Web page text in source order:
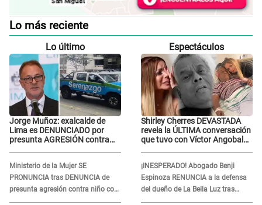
Lo más reciente
Lo último
Jorge Muñoz: exalcalde de
Lima es DENUNCIADO por
presunta AGRESIÓN contra
Ministerio de la Mujer SE
PRONUNCIA tras DENUNCIA de
presunta agresión contra niño con
autismo en Surco
Espectáculos
Shirley Cherres DEVASTADA
revela la ÚLTIMA conversación
que tuvo con Víctor Angobaldo
¡INESPERADO! Abogado Benji
Espinoza RENUNCIA a la defensa
del dueño de La Bella Luz tras
difusión de POLÉMICO audio: